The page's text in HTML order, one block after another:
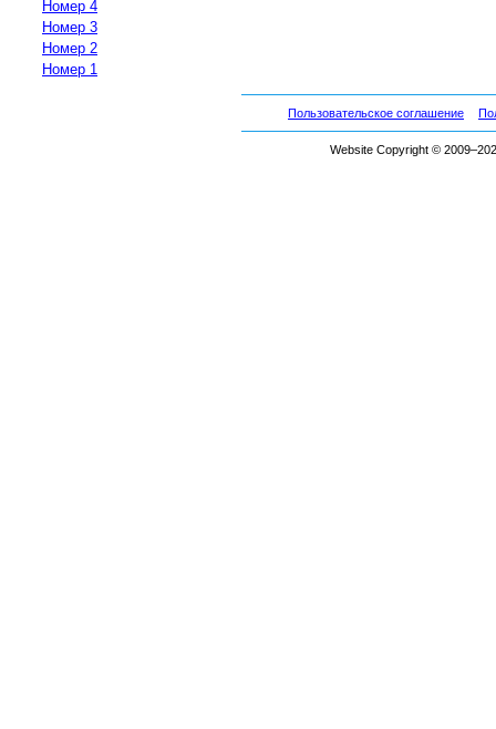
Номер 4
Номер 3
Номер 2
Номер 1
Пользовательское соглашение
Website Copyright ©